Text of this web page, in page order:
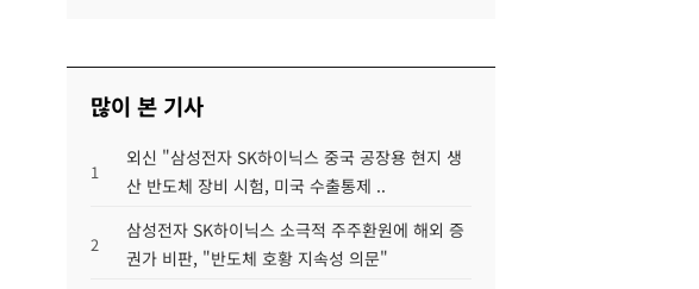
많이 본 기사
1
외신 "삼성전자 SK하이닉스 중국 공장용 현지 생
산 반도체 장비 시험, 미국 수출통제 ..
2
삼성전자 SK하이닉스 소극적 주주환원에 해외 증
권가 비판, "반도체 호황 지속성 의문"